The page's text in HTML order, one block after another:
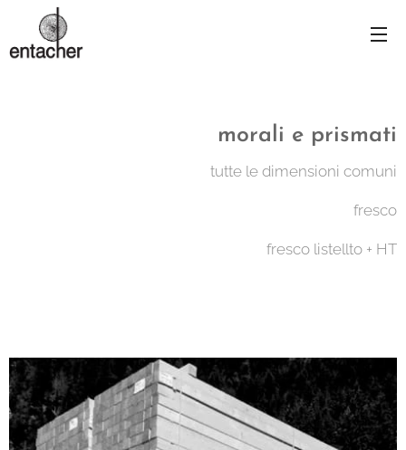
morali e prismati
tutte le dimensioni comuni
fresco
fresco listellto + HT